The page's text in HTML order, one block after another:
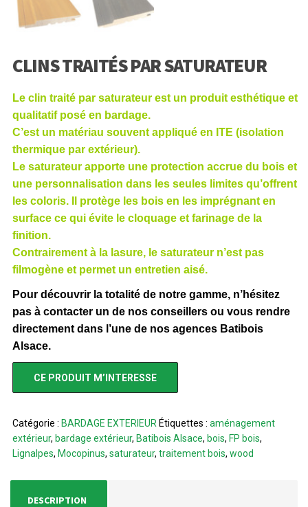
CLINS TRAITÉS PAR SATURATEUR
Le clin traité par saturateur est un produit esthétique et
qualitatif posé en bardage.
C’est un matériau souvent appliqué en ITE (isolation
thermique par extérieur).
Le saturateur apporte une protection accrue du bois et
une personnalisation dans les seules limites qu’offrent
les coloris. Il protège les bois en les imprégnant en
surface ce qui évite le cloquage et farinage de la
finition.
Contrairement à la lasure, le saturateur n’est pas
filmogène et permet un entretien aisé.
Pour découvrir la totalité de notre gamme, n’hésitez
pas à contacter un de nos conseillers ou vous rendre
directement dans l’une de nos agences Batibois
Alsace.
CE PRODUIT M’INTERESSE
Catégorie : BARDAGE EXTERIEUR Étiquettes : aménagement
extérieur, bardage extérieur, Batibois Alsace, bois, FP bois,
Lignalpes, Mocopinus, saturateur, traitement bois, wood
DESCRIPTION